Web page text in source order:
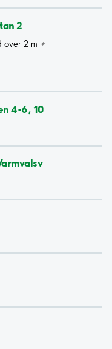
2
över 2 m
4-6, 10